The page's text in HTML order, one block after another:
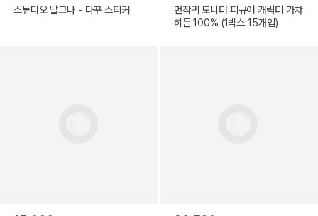
스튜디오 달고나 - 다꾸 스티커
먼작귀 모니터 피규어 캐릭터 가챠
히든 100% (1박스 15개입)